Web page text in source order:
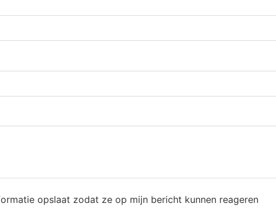
opslaat zodat ze op mijn bericht kunnen reageren